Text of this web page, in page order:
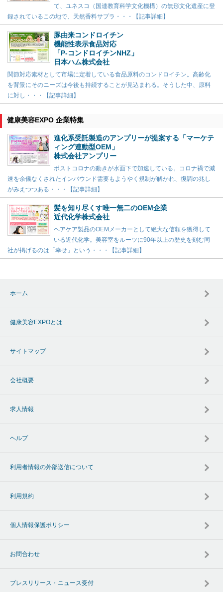
て、ユネスコ（国連教育科学文化機構）の無形文化遺産に登
録されているこの地で、天然香料サプラ・・・【記事詳細】
豚由来コンドロイチン
機能性表示食品対応
「P-コンドロイチンNHZ」
日本ハム株式会社
関節対応素材として市場に定着している食品原料のコンドロイチン。高齢化
を背景にそのニーズは今後も持続することが見込まれる。そうした中、原料
に対し・・・【記事詳細】
健康美容EXPO 企業特集
進化系受託製造のアンプリーが提案する「マーケテ
ィング連動型OEM」
株式会社アンプリー
ポストコロナの動きが水面下で加速している。コロナ禍で減
速を余儀なくされたインバウンド需要もようやく規制が解かれ、復調の兆し
がみえつつある・・・【記事詳細】
髪を知り尽くす唯一無二のOEM企業
近代化学株式会社
ヘアケア製品のOEMメーカーとして絶大な信頼を獲得して
いる近代化学。美容室をルーツに90年以上の歴史を刻む同
社が掲げるのは「幸せ」という・・・【記事詳細】
ホーム
健康美容EXPOとは
サイトマップ
会社概要
求人情報
ヘルプ
利用者情報の外部送信について
利用規約
個人情報保護ポリシー
お問合わせ
プレスリリース・ニュース受付